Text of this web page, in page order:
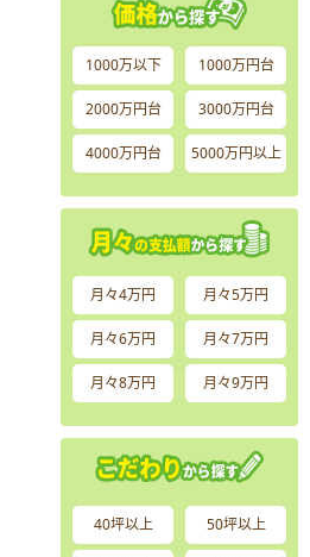
1000万以下 1000万円台
2000万円台 3000万円台
4000万円台 5000万円以上
月々4万円 月々5万円
月々6万円 月々7万円
月々8万円 月々9万円
40坪以上 50坪以上